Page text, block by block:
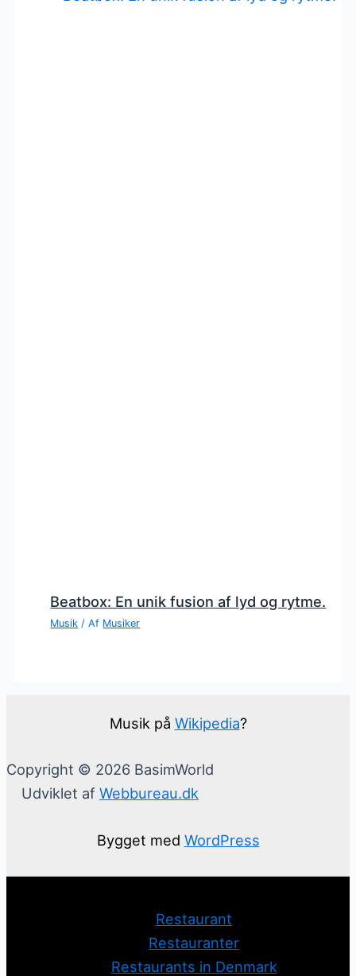
Beatbox: En unik fusion af lyd og rytme.
Musik / Af Musiker
Musik på Wikipedia?
Copyright © 2026 BasimWorld
Udviklet af Webbureau.dk
Bygget med WordPress
Restaurant
Restauranter
Restaurants in Denmark